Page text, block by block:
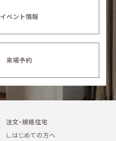
イベント情報
来場予約
注文・規格住宅
はじめての方へ